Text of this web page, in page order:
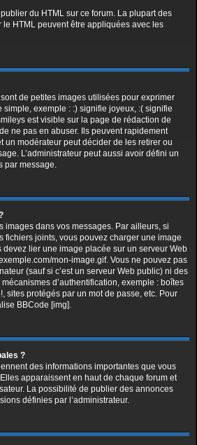
du HTML sur ce forum. La plupart des
le HTML peuvent être appliquées avec les
de petites images utilisées pour exprimer
exemple : :) signifie joyeux, :( signifie
est visible sur la page de rédaction de
ne pas en abuser. Ils peuvent rapidement
un modérateur peut décider de les retirer ou
L’administrateur peut aussi avoir défini un
par message.
images dans vos messages. Par ailleurs, si
fichiers joints, vous pouvez charger une image
devez lier une image placée sur un serveur Web
mon-image.gif. Vous ne pouvez pas
(sauf si c’est un serveur Web public) ni des
d’authentification, exemple : boîtes
sites protégés par un mot de passe, etc. Pour
BBCode [img].
?
des informations importantes que vous
apparaissent en haut de chaque forum et
La possibilité de publier des annonces
définies par l’administrateur.